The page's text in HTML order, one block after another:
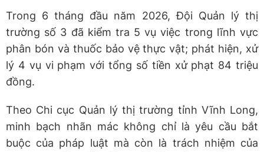
Trong 6 tháng đầu năm 2026, Đội Quản lý thị
trường số 3 đã kiểm tra 5 vụ việc trong lĩnh vực
phân bón và thuốc bảo vệ thực vật; phát hiện, xử
lý 4 vụ vi phạm với tổng số tiền xử phạt 84 triệu
đồng.
Theo Chi cục Quản lý thị trường tỉnh Vĩnh Long,
minh bạch nhãn mác không chỉ là yêu cầu bắt
buộc của pháp luật mà còn là trách nhiệm của